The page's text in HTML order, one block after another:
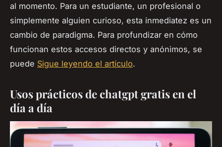
al momento. Para un estudiante, un profesional o
simplemente alguien curioso, esta inmediatez es un
cambio de paradigma. Para profundizar en cómo
funcionan estos accesos directos y anónimos, se
puede Sigue leyendo el artículo.
Usos prácticos de chatgpt gratis en el
día a día